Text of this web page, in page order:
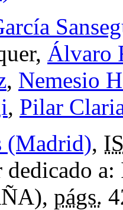
Álvaro
, Nemesio
, Pilar
(Madrid),
dedicado
págs.